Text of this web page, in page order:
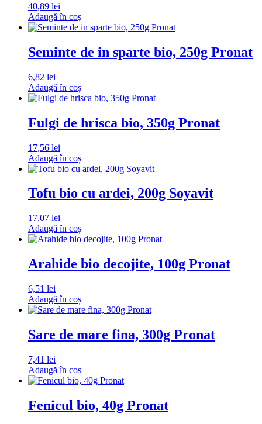
40,89 lei
Adaugă în coș
Seminte de in sparte bio, 250g Pronat
6,82 lei
Adaugă în coș
Fulgi de hrisca bio, 350g Pronat
17,56 lei
Adaugă în coș
Tofu bio cu ardei, 200g Soyavit
17,07 lei
Adaugă în coș
Arahide bio decojite, 100g Pronat
6,51 lei
Adaugă în coș
Sare de mare fina, 300g Pronat
7,41 lei
Adaugă în coș
Fenicul bio, 40g Pronat